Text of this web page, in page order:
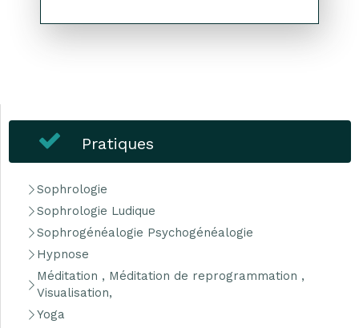
Pratiques
Sophrologie
Sophrologie Ludique
Sophrogénéalogie Psychogénéalogie
Hypnose
Méditation , Méditation de reprogrammation ,
Visualisation,
Yoga